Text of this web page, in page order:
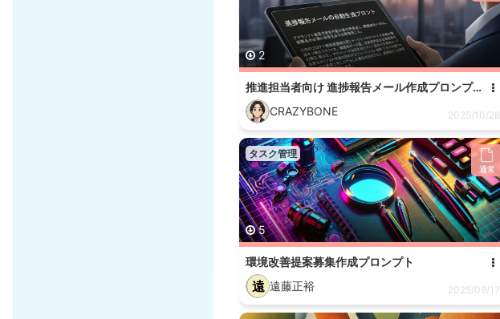
2
推進担当者向け 進捗報告メール作成プロンプト
CRAZYBONE
2025/10/28
タスク管理
通常
5
環境改善提案募集作成プロンプト
遠 遠藤正裕 2025/09/17